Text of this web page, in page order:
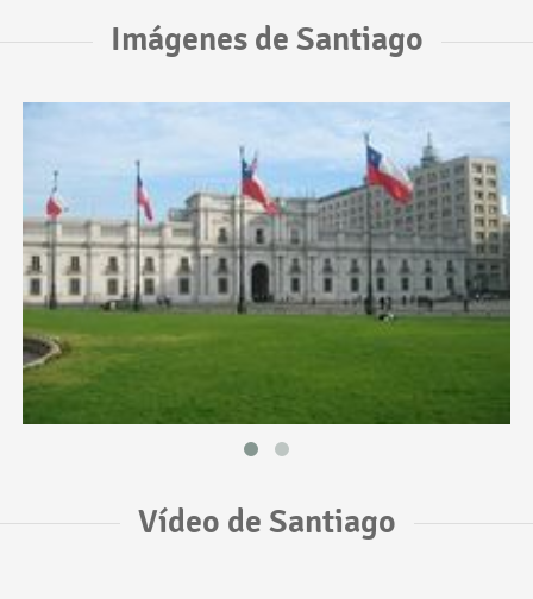
Imágenes de Santiago
Vídeo de Santiago